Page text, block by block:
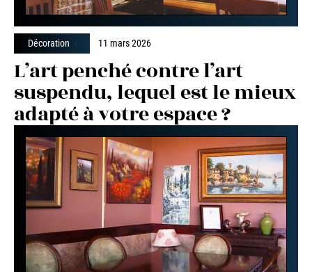
Décoration 11 mars 2026
L’art penché contre l’art
suspendu, lequel est le mieux
adapté à votre espace ?